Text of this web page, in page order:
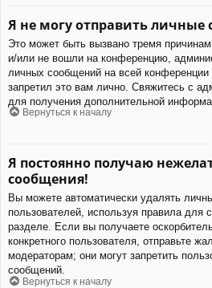
Я не могу отправить личные
Это может быть вызвано тремя
и/или не вошли на конференцию,
личных сообщений на всей
запретил это вам лично. Свяжитесь с
для получения дополнительной
Вернуться к началу
Я постоянно получаю
сообщения!
Вы можете автоматически удалять
пользователей, используя правила
разделе. Если вы получаете
конкретного пользователя, отправьте
модераторам; они могут запретить
сообщений.
Вернуться к началу